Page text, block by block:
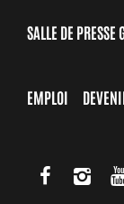
SALLE DE PRESSE
EMPLOI